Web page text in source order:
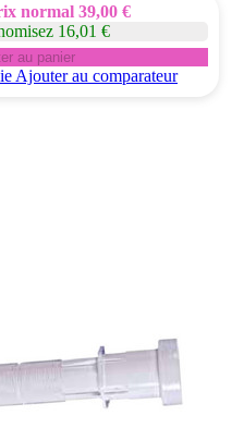
normal 39,00 €
16,01 €
au panier
Ajouter au comparateur